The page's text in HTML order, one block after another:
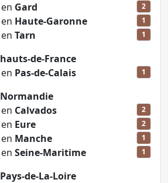
Gard 2
Haute-Garonne 1
Tarn 1
de-France
Pas-de-Calais 1
Calvados 2
Eure 2
Manche 1
Seine-Maritime 1
de-La-Loire